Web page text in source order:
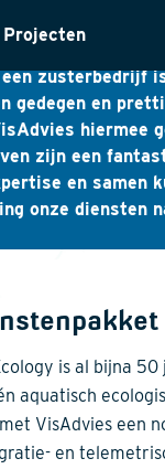
Projecten
delen wij
zusterbedrijf
gedegen en
hiermee
zijn een
en samen
onze diensten
is al bijna
aquatisch
VisAdvies een
en